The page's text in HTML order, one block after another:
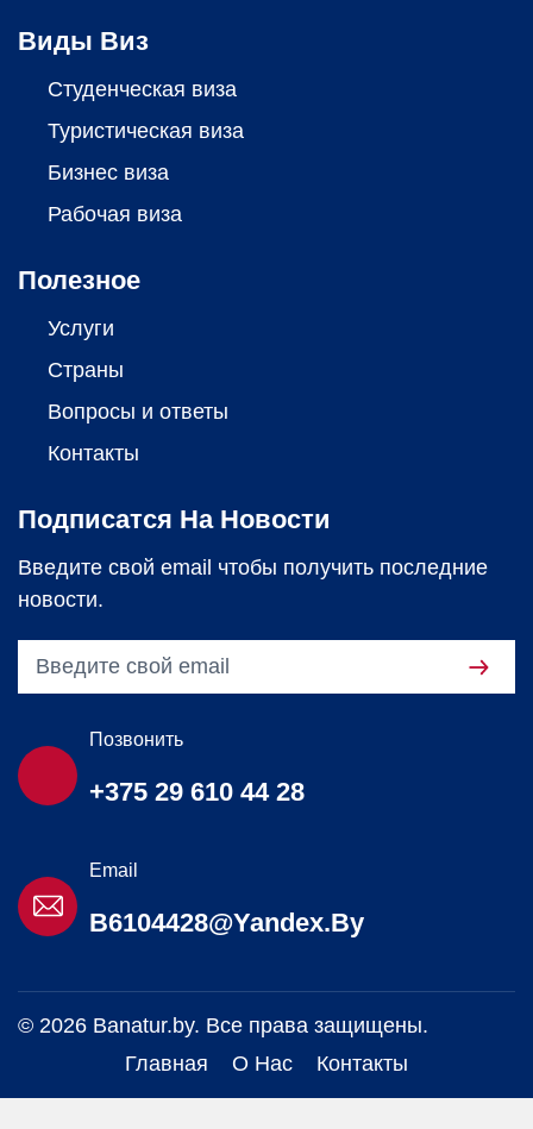
Виды Виз
Студенческая виза
Туристическая виза
Бизнес виза
Рабочая виза
Полезное
Услуги
Страны
Вопросы и ответы
Контакты
Подписатся На Новости
Введите свой email чтобы получить последние
новости.
Позвонить
+375 29 610 44 28
Email
B6104428@yandex.by
© 2026 Banatur.by. Все права защищены.
Главная
О Нас Контакты